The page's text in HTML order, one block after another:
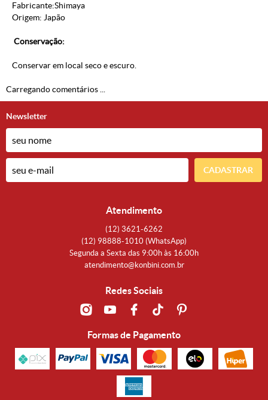
Fabricante:Shimaya
Origem: Japão
Conservação:
Conservar em local seco e escuro.
Carregando comentários ...
Newsletter
CADASTRAR
Atendimento
(12) 3621-6262
(12) 98888-1010 (WhatsApp)
Segunda a Sexta das 9:00h às 16:00h
atendimento@konbini.com.br
Redes Sociais
Formas de Pagamento